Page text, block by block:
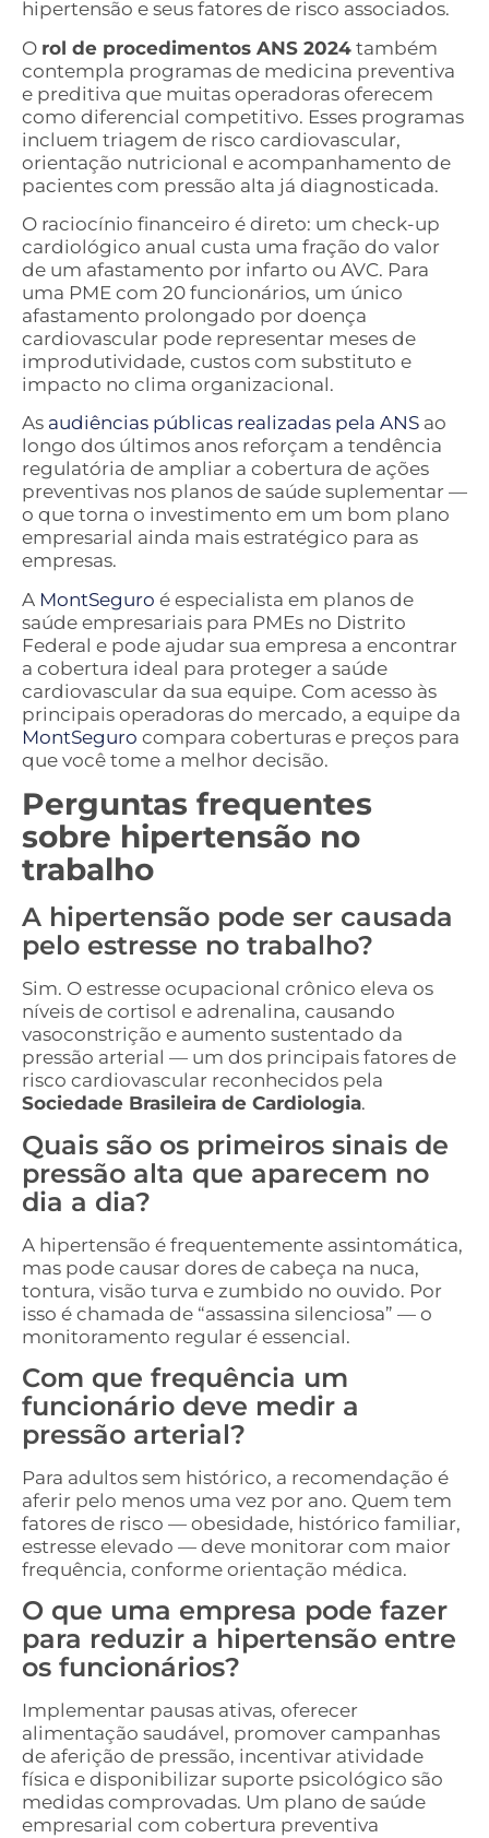
hipertensão e seus fatores de risco associados.
O rol de procedimentos ANS 2024 também
contempla programas de medicina preventiva
e preditiva que muitas operadoras oferecem
como diferencial competitivo. Esses programas
incluem triagem de risco cardiovascular,
orientação nutricional e acompanhamento de
pacientes com pressão alta já diagnosticada.
O raciocínio financeiro é direto: um check-up
cardiológico anual custa uma fração do valor
de um afastamento por infarto ou AVC. Para
uma PME com 20 funcionários, um único
afastamento prolongado por doença
cardiovascular pode representar meses de
improdutividade, custos com substituto e
impacto no clima organizacional.
As audiências públicas realizadas pela ANS ao
longo dos últimos anos reforçam a tendência
regulatória de ampliar a cobertura de ações
preventivas nos planos de saúde suplementar —
o que torna o investimento em um bom plano
empresarial ainda mais estratégico para as
empresas.
A MontSeguro é especialista em planos de
saúde empresariais para PMEs no Distrito
Federal e pode ajudar sua empresa a encontrar
a cobertura ideal para proteger a saúde
cardiovascular da sua equipe. Com acesso às
principais operadoras do mercado, a equipe da
MontSeguro compara coberturas e preços para
que você tome a melhor decisão.
Perguntas frequentes
sobre hipertensão no
trabalho
A hipertensão pode ser causada
pelo estresse no trabalho?
Sim. O estresse ocupacional crônico eleva os
níveis de cortisol e adrenalina, causando
vasoconstrição e aumento sustentado da
pressão arterial — um dos principais fatores de
risco cardiovascular reconhecidos pela
Sociedade Brasileira de Cardiologia.
Quais são os primeiros sinais de
pressão alta que aparecem no
dia a dia?
A hipertensão é frequentemente assintomática,
mas pode causar dores de cabeça na nuca,
tontura, visão turva e zumbido no ouvido. Por
isso é chamada de “assassina silenciosa” — o
monitoramento regular é essencial.
Com que frequência um
funcionário deve medir a
pressão arterial?
Para adultos sem histórico, a recomendação é
aferir pelo menos uma vez por ano. Quem tem
fatores de risco — obesidade, histórico familiar,
estresse elevado — deve monitorar com maior
frequência, conforme orientação médica.
O que uma empresa pode fazer
para reduzir a hipertensão entre
os funcionários?
Implementar pausas ativas, oferecer
alimentação saudável, promover campanhas
de aferição de pressão, incentivar atividade
física e disponibilizar suporte psicológico são
medidas comprovadas. Um plano de saúde
empresarial com cobertura preventiva